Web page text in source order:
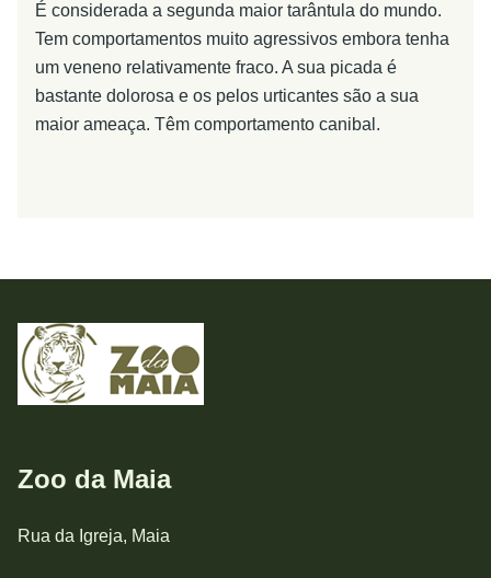
É considerada a segunda maior tarântula do mundo.
Tem comportamentos muito agressivos embora tenha
um veneno relativamente fraco. A sua picada é
bastante dolorosa e os pelos urticantes são a sua
maior ameaça. Têm comportamento canibal.
Zoo da Maia
Rua da Igreja, Maia